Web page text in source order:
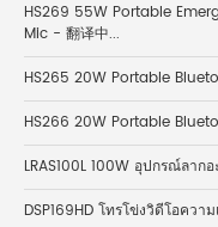
HS269 55W Portable
Mic - 翻译中...
HS265 20W Portable
HS266 20W Portable
LRAS100L 100W อุปกรณ์ลาก
DSP169HD โทรโข่งวิดีโอควา